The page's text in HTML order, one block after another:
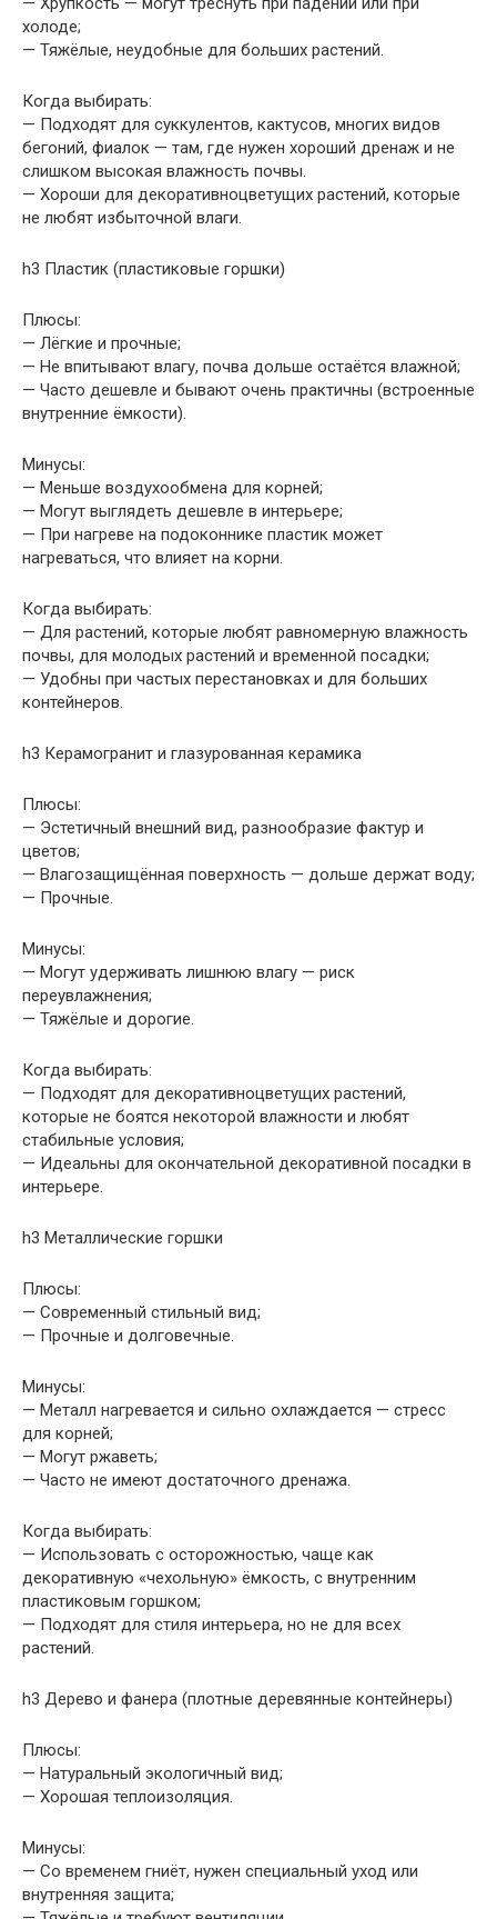
холоде;
— Тяжёлые, неудобные для больших растений.
Когда выбирать:
— Подходят для суккулентов, кактусов, многих видов
бегоний, фиалок — там, где нужен хороший дренаж и не
слишком высокая влажность почвы.
— Хороши для декоративноцветущих растений, которые
не любят избыточной влаги.
h3 Пластик (пластиковые горшки)
Плюсы:
— Лёгкие и прочные;
— Не впитывают влагу, почва дольше остаётся влажной;
— Часто дешевле и бывают очень практичны (встроенные
внутренние ёмкости).
Минусы:
— Меньше воздухообмена для корней;
— Могут выглядеть дешевле в интерьере;
— При нагреве на подоконнике пластик может
нагреваться, что влияет на корни.
Когда выбирать:
— Для растений, которые любят равномерную влажность
почвы, для молодых растений и временной посадки;
— Удобны при частых перестановках и для больших
контейнеров.
h3 Керамогранит и глазурованная керамика
Плюсы:
— Эстетичный внешний вид, разнообразие фактур и
цветов;
— Влагозащищённая поверхность — дольше держат воду;
— Прочные.
Минусы:
— Могут удерживать лишнюю влагу — риск
переувлажнения;
— Тяжёлые и дорогие.
Когда выбирать:
— Подходят для декоративноцветущих растений,
которые не боятся некоторой влажности и любят
стабильные условия;
— Идеальны для окончательной декоративной посадки в
интерьере.
h3 Металлические горшки
Плюсы:
— Современный стильный вид;
— Прочные и долговечные.
Минусы:
— Металл нагревается и сильно охлаждается — стресс
для корней;
— Могут ржаветь;
— Часто не имеют достаточного дренажа.
Когда выбирать:
— Использовать с осторожностью, чаще как
декоративную «чехольную» ёмкость, с внутренним
пластиковым горшком;
— Подходят для стиля интерьера, но не для всех
растений.
h3 Дерево и фанера (плотные деревянные контейнеры)
Плюсы:
— Натуральный экологичный вид;
— Хорошая теплоизоляция.
Минусы:
— Со временем гниёт, нужен специальный уход или
внутренняя защита;